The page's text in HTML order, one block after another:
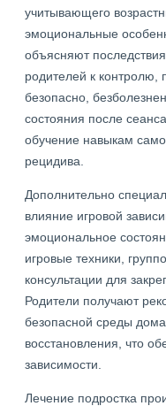
учитывающего
эмоциональные
объясняют
родителей к контролю,
безопасно,
состояния после
обучение навыкам
рецидива.
Дополнительно
влияние игровой
эмоциональное
игровые техники,
консультации для
Родители получают
безопасной среды
восстановления, что
зависимости.
Лечение подростка